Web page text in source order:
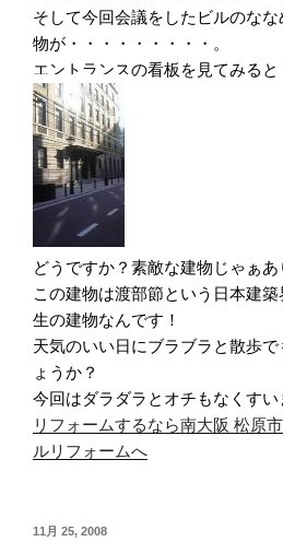
そして今回会議をしたビルのな
物が・・・・・・・・・。
エントランスの看板を見てみると
どうですか？素敵な建物じゃぁあ
この建物は渡部節という日本建
生の建物なんです！
天気のいい日にブラブラと散歩
ょうか？
今回はダラダラとオチもなくす
リフォームするなら南大阪 松原
ルリフォームへ
投
11月 25, 2008